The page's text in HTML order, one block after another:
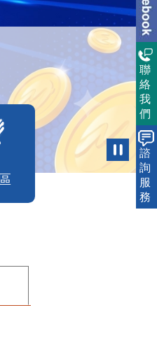
聯
絡
我
們
諮
詢
服
務